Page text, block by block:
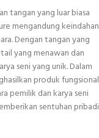
tangan yang luar biasa
mengandung keindahan
Dengan tangan yang
yang menawan dan
seni yang unik. Dalam
produk fungsional
pemilik dan karya seni
sentuhan pribadi